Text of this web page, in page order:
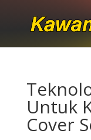
Untuk
Cover